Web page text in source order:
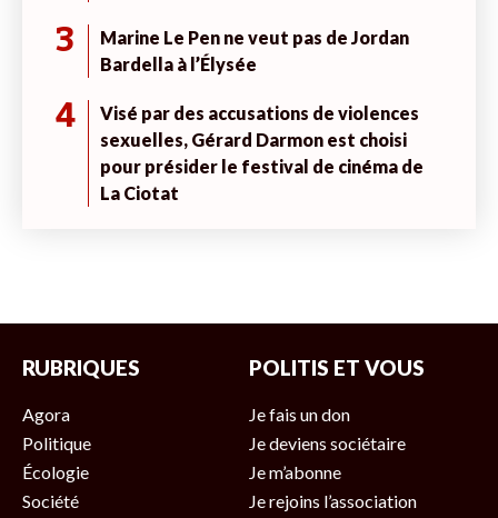
3
Marine Le Pen ne veut pas de Jordan
Bardella à l’Élysée
4
Visé par des accusations de violences
sexuelles, Gérard Darmon est choisi
pour présider le festival de cinéma de
La Ciotat
RUBRIQUES
Agora
Politique
Écologie
Société
POLITIS ET VOUS
Je fais un don
Je deviens sociétaire
Je m’abonne
Je rejoins l’association